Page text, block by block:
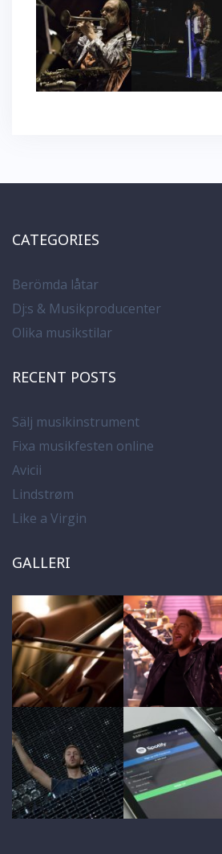
CATEGORIES
Berömda låtar
Dj:s & Musikproducenter
Olika musikstilar
RECENT POSTS
Sälj musikinstrument
Fixa musikfesten online
Avicii
Lindstrøm
Like a Virgin
GALLERI